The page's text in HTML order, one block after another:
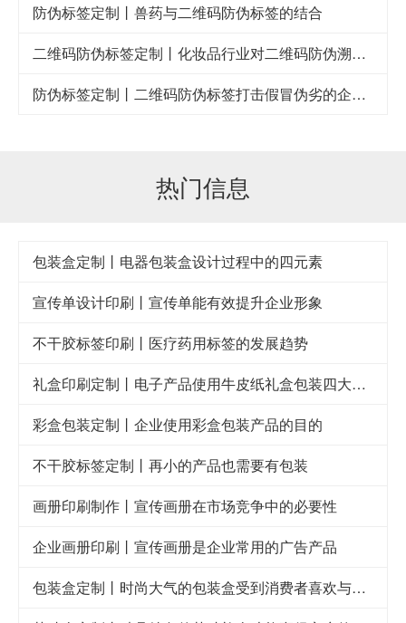
防伪标签定制丨兽药与二维码防伪标签的结合
二维码防伪标签定制丨化妆品行业对二维码防伪溯源系统的需求
防伪标签定制丨二维码防伪标签打击假冒伪劣的企业利器
热门信息
包装盒定制丨电器包装盒设计过程中的四元素
宣传单设计印刷丨宣传单能有效提升企业形象
不干胶标签印刷丨医疗药用标签的发展趋势
礼盒印刷定制丨电子产品使用牛皮纸礼盒包装四大好处
彩盒包装定制丨企业使用彩盒包装产品的目的
不干胶标签定制丨再小的产品也需要有包装
画册印刷制作丨宣传画册在市场竞争中的必要性
企业画册印刷丨宣传画册是企业常用的广告产品
包装盒定制丨时尚大气的包装盒受到消费者喜欢与青睐